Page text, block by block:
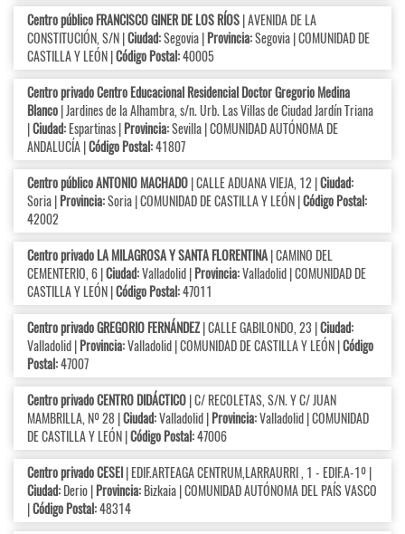
Centro público FRANCISCO GINER DE LOS RÍOS| AVENIDA DE LA
CONSTITUCIÓN, S/N |Ciudad:Segovia |Provincia:Segovia | COMUNIDAD DE
CASTILLA Y LEÓN |Código Postal:40005
Centro privado Centro Educacional Residencial Doctor Gregorio Medina
Blanco| Jardines de la Alhambra, s/n. Urb. Las Villas de Ciudad Jardín Triana
|Ciudad:Espartinas |Provincia:Sevilla | COMUNIDAD AUTÓNOMA DE
ANDALUCÍA |Código Postal:41807
Centro público ANTONIO MACHADO| CALLE ADUANA VIEJA, 12 |Ciudad:
Soria |Provincia:Soria | COMUNIDAD DE CASTILLA Y LEÓN |Código Postal:
42002
Centro privado LA MILAGROSA Y SANTA FLORENTINA| CAMINO DEL
CEMENTERIO, 6 |Ciudad:Valladolid |Provincia:Valladolid | COMUNIDAD DE
CASTILLA Y LEÓN |Código Postal:47011
Centro privado GREGORIO FERNÁNDEZ| CALLE GABILONDO, 23 |Ciudad:
Valladolid |Provincia:Valladolid | COMUNIDAD DE CASTILLA Y LEÓN |Código
Postal:47007
Centro privado CENTRO DIDÁCTICO| C/ RECOLETAS, S/N. Y C/ JUAN
MAMBRILLA, Nº 28 |Ciudad:Valladolid |Provincia:Valladolid | COMUNIDAD
DE CASTILLA Y LEÓN |Código Postal:47006
Centro privado CESEI| EDIF.ARTEAGA CENTRUM,LARRAURRI , 1 - EDIF.A-1º |
Ciudad:Derio |Provincia:Bizkaia | COMUNIDAD AUTÓNOMA DEL PAÍS VASCO
|Código Postal:48314